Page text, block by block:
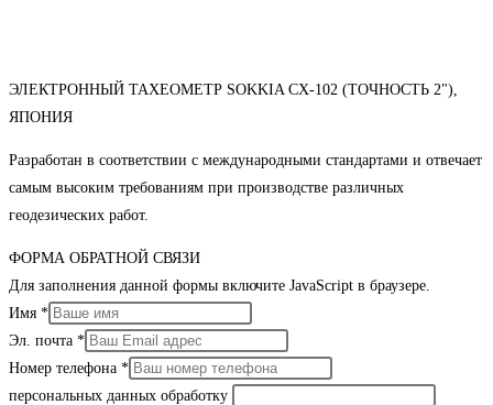
ЭЛЕКТРОННЫЙ ТАХЕОМЕТР SOKKIA CX-102 (ТОЧНОСТЬ 2"),
ЯПОНИЯ
Разработан в соответствии с международными стандартами и отвечает
самым высоким требованиям при производстве различных
геодезических работ.
ФОРМА ОБРАТНОЙ СВЯЗИ
Для заполнения данной формы включите JavaScript в браузере.
Имя *
Эл. почта *
Номер телефона *
персональных данных обработку